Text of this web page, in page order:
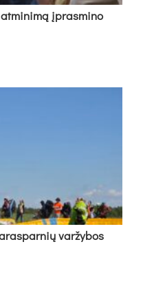
įpras­mi­no
var­žy­bos